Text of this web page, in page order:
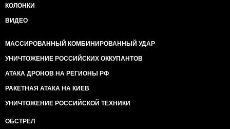
КОЛОНКИ
ВИДЕО
МАССИРОВАННЫЙ КОМБИНИРОВАННЫЙ УДАР
УНИЧТОЖЕНИЕ РОССИЙСКИХ ОККУПАНТОВ
АТАКА ДРОНОВ НА РЕГИОНЫ РФ
РАКЕТНАЯ АТАКА НА КИЕВ
УНИЧТОЖЕНИЕ РОССИЙСКОЙ ТЕХНИКИ
ОБСТРЕЛ